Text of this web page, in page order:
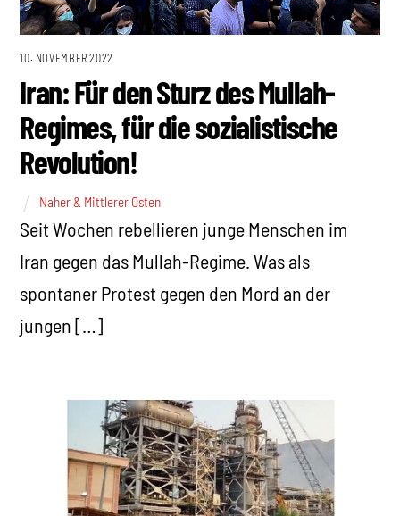
10. NOVEMBER 2022
Iran: Für den Sturz des Mullah-
Regimes, für die sozialistische
Revolution!
Naher & Mittlerer Osten
Seit Wochen rebellieren junge Menschen im
Iran gegen das Mullah-Regime. Was als
spontaner Protest gegen den Mord an der
jungen […]